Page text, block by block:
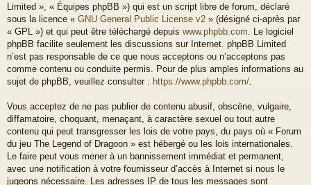
Limited », « Équipes phpBB ») qui est un script libre de forum, déclaré
sous la licence « GNU General Public License v2 » (désigné ci-après par
« GPL ») et qui peut être téléchargé depuis www.phpbb.com . Le logiciel
phpBB facilite seulement les discussions sur Internet. phpBB Limited
n’est pas responsable de ce que nous acceptons ou n’acceptons pas
comme contenu ou conduite permis. Pour de plus amples informations au
sujet de phpBB, veuillez consulter : https://www.phpbb.com/
Vous acceptez de ne pas publier de contenu abusif, obscène, vulgaire,
diffamatoire, choquant, menaçant, à caractère sexuel ou tout autre
contenu qui peut transgresser les lois de votre pays, du pays où « Forum
du jeu The Legend of Dragoon » est hébergé ou les lois internationales.
Le faire peut vous mener à un bannissement immédiat et permanent,
avec une notification à votre fournisseur d’accès à Internet si nous le
jugeons nécessaire. Les adresses IP de tous les messages sont